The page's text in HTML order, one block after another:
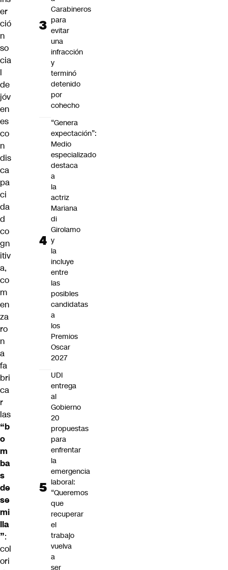
er
ció
n
so
cia
l
de
jóv
en
es
co
n
dis
ca
pa
ci
da
d
co
gn
itiv
a,
co
m
en
za
ro
n
a
fa
bri
ca
r
las
“b
o
m
ba
s
de
se
mi
lla
”:
col
ori
Carabineros
para
evitar
una
infracción
y
terminó
detenido
por
cohecho
“Genera
expectación”:
Medio
especializado
destaca
a
la
actriz
Mariana
di
Girolamo
y
la
incluye
entre
las
posibles
candidatas
a
los
Premios
Oscar
2027
UDI
entrega
al
Gobierno
20
propuestas
para
enfrentar
la
emergencia
laboral:
“Queremos
que
recuperar
el
trabajo
vuelva
a
ser